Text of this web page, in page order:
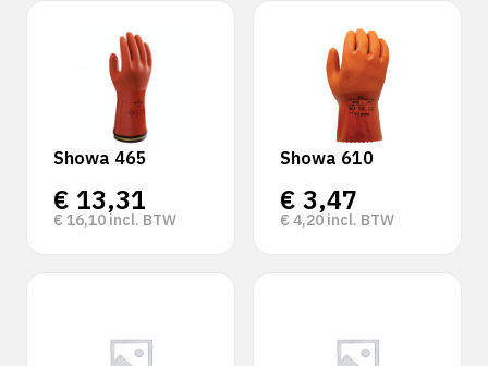
Showa 465
€ 13,31
€ 16,10 incl. BTW
Showa 610
€ 3,47
€ 4,20 incl. BTW